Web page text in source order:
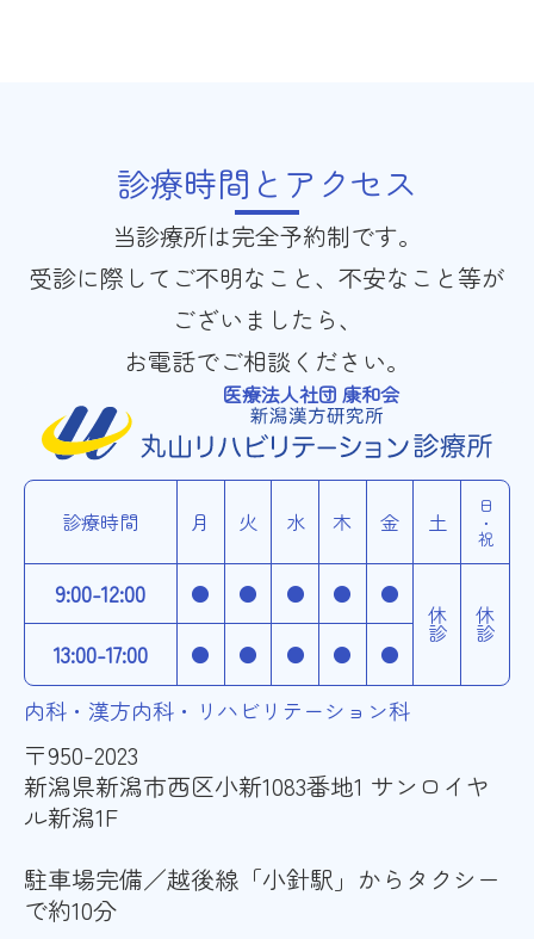
診療時間とアクセス
当診療所は完全予約制です。
受診に際してご不明なこと、不安なこと等が
ございましたら、
お電話でご相談ください。
医療法人社団 康和会
診療時間 月 火 水 木 金 土 日・祝
9:00-12:00 ● ● ● ● ●
13:00-17:00 ● ● ● ● ●
休診 休診
内科・漢方内科・リハビリテーション科
〒950-2023
新潟県新潟市西区小新1083番地1 サンロイヤ
ル新潟1F
駐車場完備／越後線「小針駅」からタクシー
で約10分